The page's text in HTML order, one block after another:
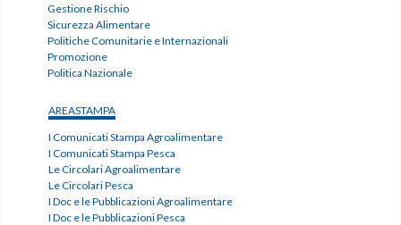
Gestione Rischio
Sicurezza Alimentare
Politiche Comunitarie e Internazionali
Promozione
Politica Nazionale
AREASTAMPA
I Comunicati Stampa Agroalimentare
I Comunicati Stampa Pesca
Le Circolari Agroalimentare
Le Circolari Pesca
I Doc e le Pubblicazioni Agroalimentare
I Doc e le Pubblicazioni Pesca